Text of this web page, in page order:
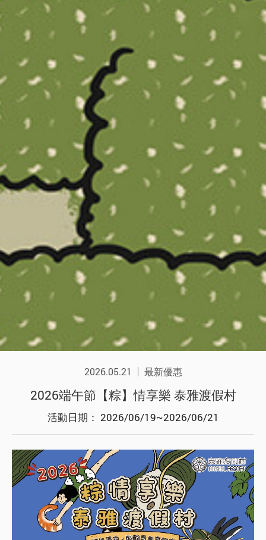
2026.05.21 最新優惠
2026端午節【粽】情享樂 泰雅渡假村
活動日期： 2026/06/19~2026/06/21